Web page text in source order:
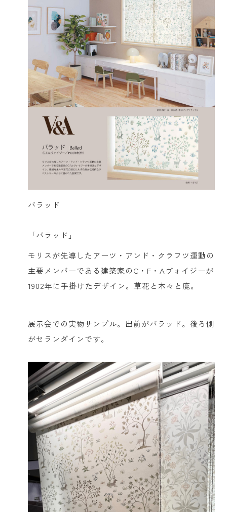
バラッド
「バラッド」
モリスが先導したアーツ・アンド・クラフツ運動の
主要メンバーである建築家のC・F・Aヴォイジーが
1902年に手掛けたデザイン。草花と木々と鹿。
展示会での実物サンプル。出前がバラッド。後ろ側
がセランダインです。